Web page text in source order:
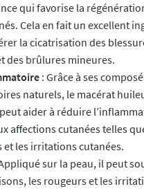
qui favorise la
Cela en fait un excellent
la cicatrisation des
des brûlures mineures.
: Grâce à ses
naturels, le macérat
aider à réduire
affections cutanées telles
et les irritations cutanées.
sur la peau, il peut
les rougeurs et les